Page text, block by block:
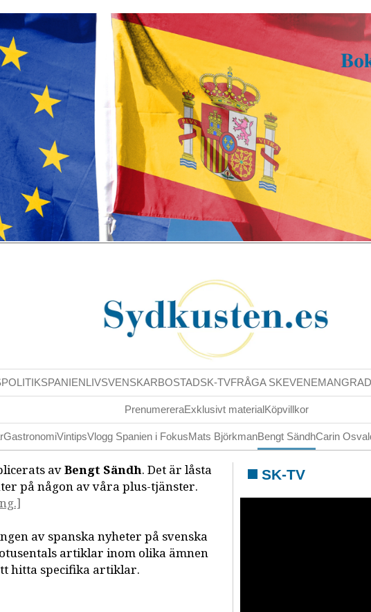
SPANIENLIVSVENSKARBOSTADSK-TVFRÅGA SKEVENEMANG
PrenumereraExklusivt materialKöpvillkor
GastronomiVintipsVlogg Spanien i FokusMats BjörkmanBengt SändhCarin
avBengt Sändh. Det är låsta
på någon av våra plus-tjänster.
av spanska nyheter på svenska
artiklar inom olika ämnen
hitta specifika artiklar.
SK-TV